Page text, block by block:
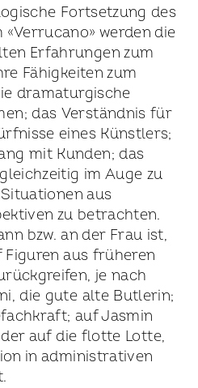
Fortsetzung des
werden die
Erfahrungen zum
Fähigkeiten zum
dramaturgische
das Verständnis für
eines Künstlers;
mit Kunden; das
im Auge zu
aus
zu betrachten.
bzw. an der Frau ist,
Figuren aus früheren
je nach
die gute alte Butlerin;
auf Jasmin
auf die flotte Lotte,
in administrativen